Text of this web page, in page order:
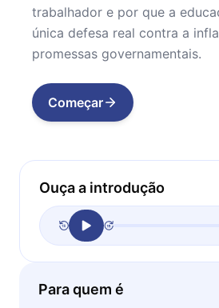
trabalhador e por que a
única defesa real contra a
promessas governamentais.
Começar
Ouça a introdução
Para quem é